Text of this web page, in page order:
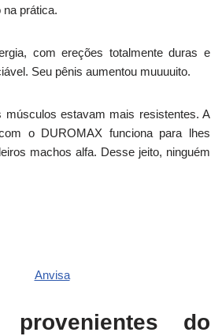
na prática.
com ereções totalmente duras e
Seu pênis aumentou muuuuito.
músculos estavam mais resistentes. A
o DUROMAX funciona para lhes
machos alfa. Desse jeito, ninguém
provenientes do